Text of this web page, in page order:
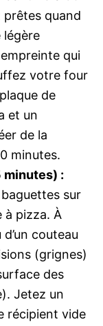
prêtes quand
légère
qui
votre four
de
et un
de la
minutes.
minutes) :
sur
à pizza. À
d’un couteau
(grignes)
des
Jetez un
récipient vide